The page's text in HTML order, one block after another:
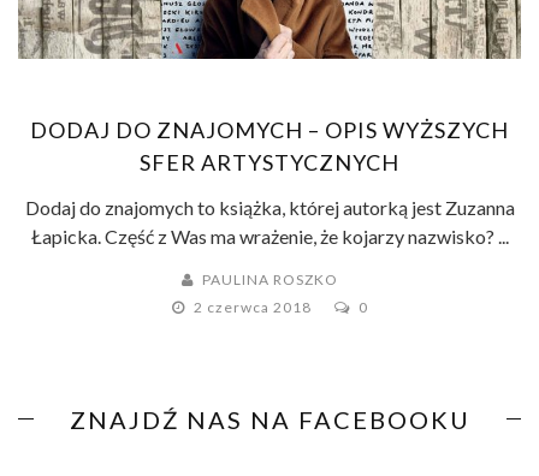
DODAJ DO ZNAJOMYCH – OPIS WYŻSZYCH
SFER ARTYSTYCZNYCH
Dodaj do znajomych to książka, której autorką jest Zuzanna
Łapicka. Część z Was ma wrażenie, że kojarzy nazwisko? ...
PAULINA ROSZKO
2 czerwca 2018
0
ZNAJDŹ NAS NA FACEBOOKU